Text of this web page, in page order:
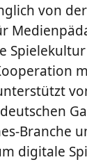
von
Branche
digitale